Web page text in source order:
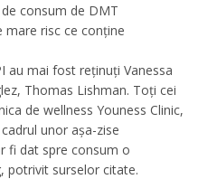
consum de DMT
risc ce conține
au mai fost reținuți Vanessa
Thomas Lishman. Toți cei
de wellness Youness Clinic,
unor așa-zise
fi dat spre consum o
potrivit surselor citate.